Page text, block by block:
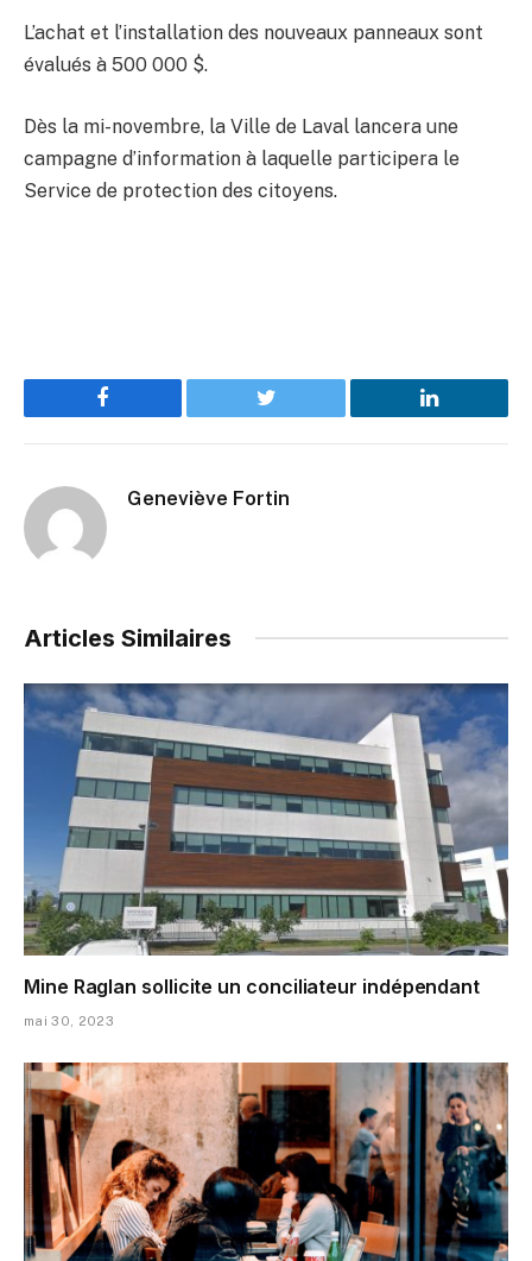
L’achat et l’installation des nouveaux panneaux sont
évalués à 500 000 $.
Dès la mi-novembre, la Ville de Laval lancera une
campagne d’information à laquelle participera le
Service de protection des citoyens.
Facebook Twitter LinkedIn
Geneviève Fortin
Articles Similaires
Mine Raglan sollicite un conciliateur indépendant
mai 30, 2023